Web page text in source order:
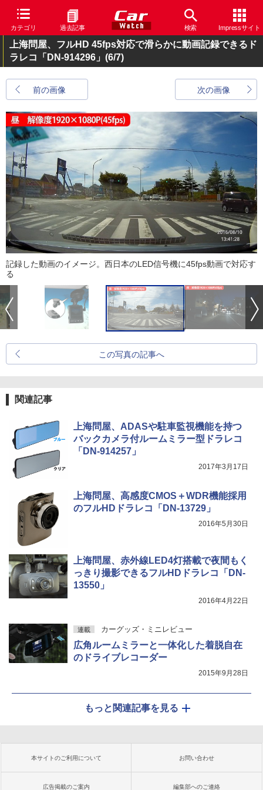
カテゴリ 過去記事 検索 Impressサイト
上海問屋、フルHD 45fps対応で滑らかに動画記録できるド
ラレコ「DN-914296」 (6/7)
前の画像 次の画像
記録した動画のイメージ。西日本のLED信号機に45fps動画で対応す
る
この写真の記事へ
関連記事
上海問屋、ADASや駐車監視機能を持つ
バックカメラ付ルームミラー型ドラレコ
「DN-914257」
2017年3月17日
上海問屋、高感度CMOS＋WDR機能採用
のフルHDドラレコ「DN-13729」
2016年5月30日
上海問屋、赤外線LED4灯搭載で夜間もく
っきり撮影できるフルHDドラレコ「DN-
13550」
2016年4月22日
連載 カーグッズ・ミニレビュー
広角ルームミラーと一体化した着脱自在
のドライブレコーダー
2015年9月28日
もっと関連記事を見る
本サイトのご利用について お問い合わせ
広告掲載のご案内 編集部へのご連絡